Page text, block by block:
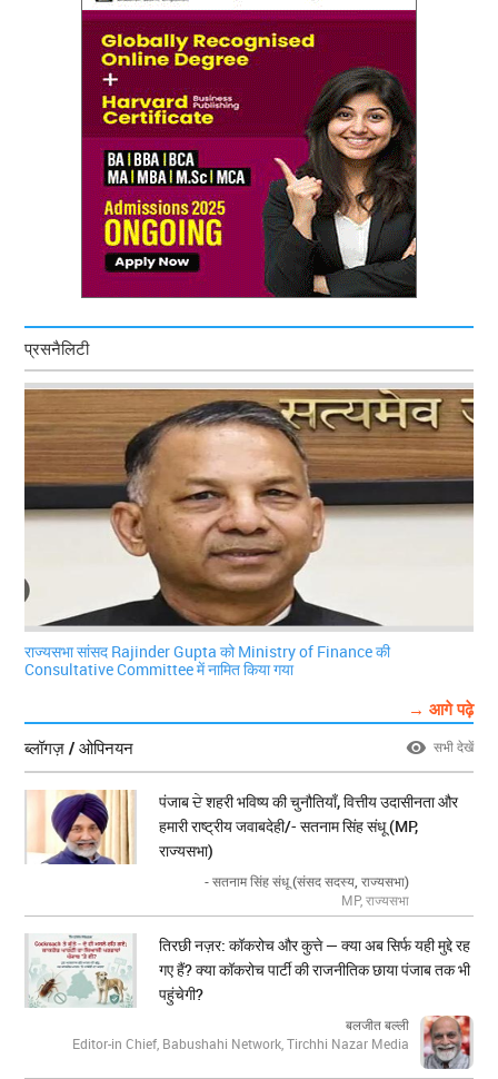
प्रसनैलिटी
राज्यसभा सांसद Rajinder Gupta को Ministry of Finance की
Consultative Committee में नामित किया गया
→ आगे पढ़े
ब्लॉगज़ / ओपिनयन
सभी देखें
पंजाब ਦੇ शहरी भविष्य की चुनौतियाँ, वित्तीय उदासीनता और
हमारी राष्ट्रीय जवाबदेही/- सतनाम सिंह संधू (MP,
राज्यसभा)
- सतनाम सिंह संधू (संसद सदस्य, राज्यसभा)
MP, राज्यसभा
तिरछी नज़र: कॉकरोच और कुत्ते — क्या अब सिर्फ यही मुद्दे रह
गए हैं? क्या कॉकरोच पार्टी की राजनीतिक छाया पंजाब तक भी
पहुंचेगी?
बलजीत बल्ली
Editor-in Chief, Babushahi Network, Tirchhi Nazar Media